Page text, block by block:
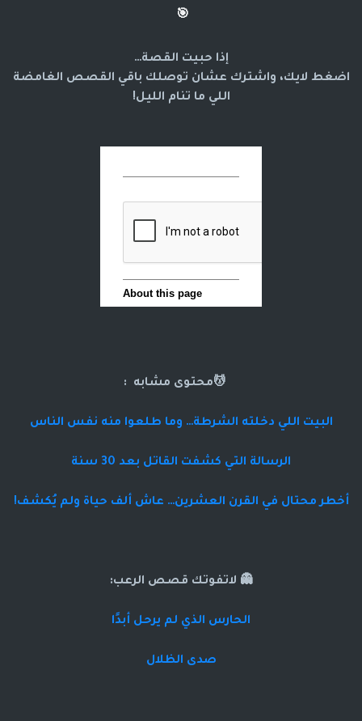
🎯
إذا حبيت القصة…
اضغط لايك، واشترك عشان توصلك باقي القصص الغامضة
اللي ما تنام الليل!
💆محتوى مشابه :
البيت اللي دخلته الشرطة… وما طلعوا منه نفس الناس
الرسالة التي كشفت القاتل بعد 30 سنة
أخطر محتال في القرن العشرين… عاش ألف حياة ولم يُكشف!
👻 لاتفوتك قصص الرعب:
الحارس الذي لم يرحل أبدًا
صدى الظلال